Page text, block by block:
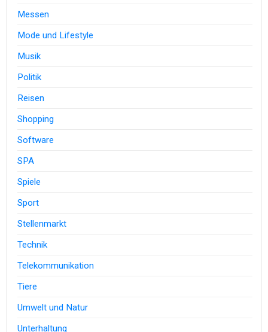
Messen
Mode und Lifestyle
Musik
Politik
Reisen
Shopping
Software
SPA
Spiele
Sport
Stellenmarkt
Technik
Telekommunikation
Tiere
Umwelt und Natur
Unterhaltung